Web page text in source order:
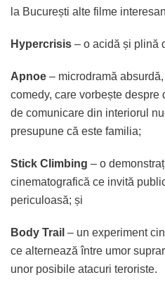
la București alte filme
Hypercrisis – o acidă și plină
Apnoe – microdramă
comedy, care vorbește
de comunicare din interiorul
presupune că este familia;
Stick Climbing – o
cinematografică ce invită
periculoasă; și
Body Trail – un experiment
ce alternează între umor
unor posibile atacuri teroriste.